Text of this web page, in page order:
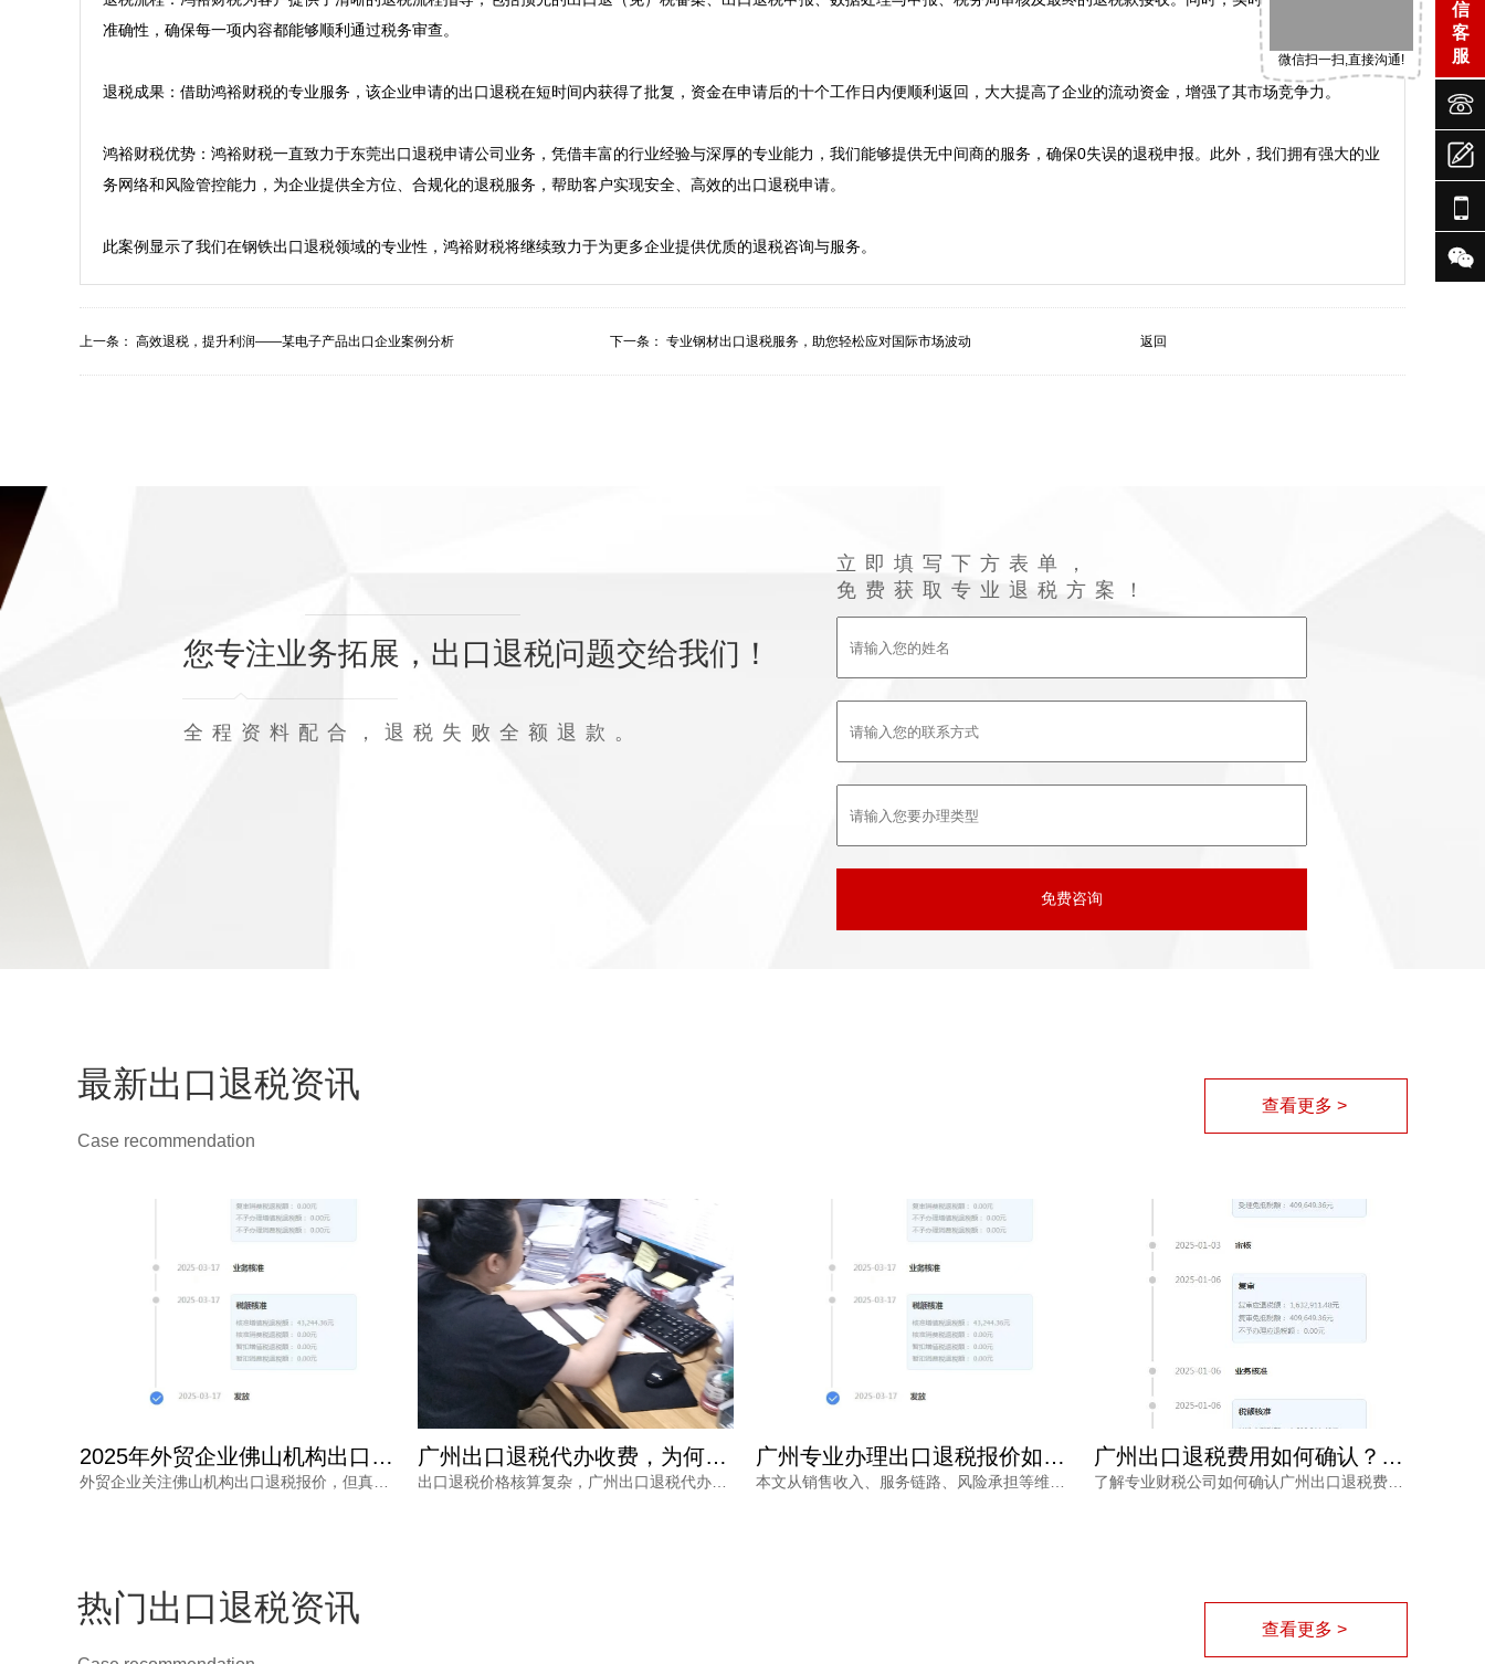
准确性，确保每一项内容都能够顺利通过税务审查。
退税成果：借助鸿裕财税的专业服务，该企业申请的出口退税在短时间内获得了批复，资金在申请后的十个工作日内便顺利返回，大大提高了企业的流动资金，增强了其市场竞争力。
鸿裕财税优势：鸿裕财税一直致力于东莞出口退税申请公司业务，凭借丰富的行业经验与深厚的专业能力，我们能够提供无中间商的服务，确保0失误的退税申报。此外，我们拥有强大的业
务网络和风险管控能力，为企业提供全方位、合规化的退税服务，帮助客户实现安全、高效的出口退税申请。
上一条： 高效退税，提升利润——某电子产品出口企业案例分析 下一条： 专业钢材出口退税服务，助您轻松应对国际市场波动 返回
您专注业务拓展，出口退税问题交给我们！
全程资料配合，退税失败全额退款。
立即填写下方表单，
免费获取专业退税方案！
最新出口退税资讯
Case recommendation
查看更多 >
广州出口退税代办收费，为何从几千到上万不等？一文读懂 广州专业办理出口退税报价如何确定？看完不再被低价套路 广州出口退税费用如何确认？专业财税公司根据什么定价？ 广州出口退税费用多少才合理？别让隐形收费拖垮你的利润
热门出口退税资讯
查看更多 >
信
客
服
微信扫一扫,直接沟通!




